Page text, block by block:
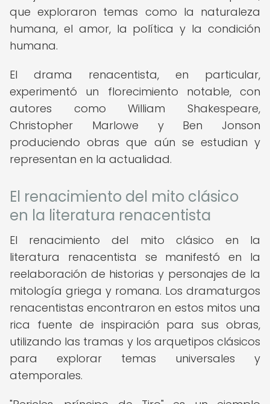
que exploraron temas como la naturaleza
humana, el amor, la política y la condición
humana.
El drama renacentista, en particular,
experimentó un florecimiento notable, con
autores como William Shakespeare,
Christopher Marlowe y Ben Jonson
produciendo obras que aún se estudian y
representan en la actualidad.
El renacimiento del mito clásico
en la literatura renacentista
El renacimiento del mito clásico en la
literatura renacentista se manifestó en la
reelaboración de historias y personajes de la
mitología griega y romana. Los dramaturgos
renacentistas encontraron en estos mitos una
rica fuente de inspiración para sus obras,
utilizando las tramas y los arquetipos clásicos
para explorar temas universales y
atemporales.